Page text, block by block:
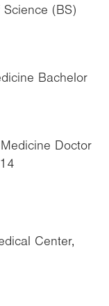
(BS)
Bachelor
Doctor
Center,